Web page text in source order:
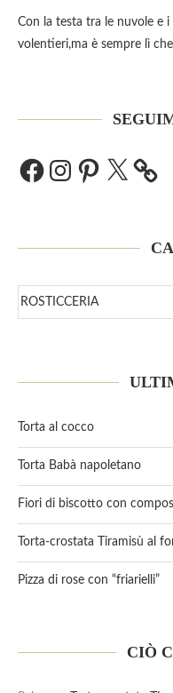
Con la testa tra le nuvole e
volentieri,ma è sempre lì
Torta al cocco
Torta Babà napoletano
Fiori di biscotto con
Torta-crostata Tiramisù al
Pizza di rose con “friarielli”
CIÒ